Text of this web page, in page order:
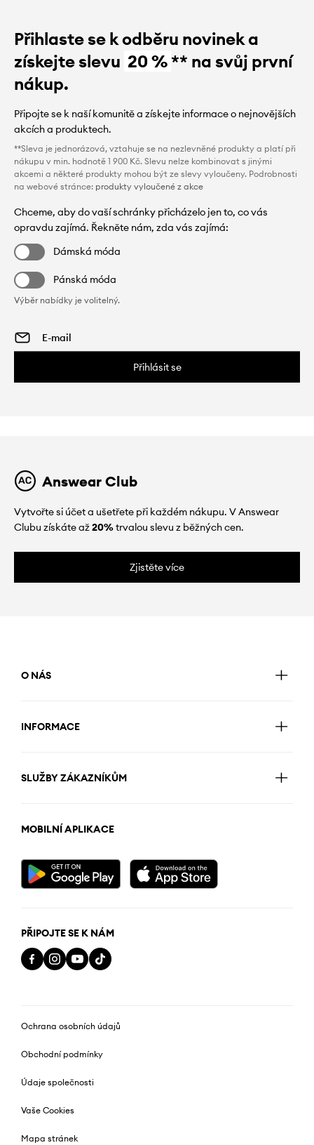
Přihlaste se k odběru novinek a
získejte slevu 20 %** na svůj první
nákup.
Připojte se k naší komunitě a získejte informace o nejnovějších
akcích a produktech.
**Sleva je jednorázová, vztahuje se na nezlevněné produkty a platí při
nákupu v min. hodnotě 1 900 Kč. Slevu nelze kombinovat s jinými
akcemi a některé produkty mohou být ze slevy vyloučeny. Podrobnosti
na webové stránce: produkty vyloučené z akce
Chceme, aby do vaší schránky přicházelo jen to, co vás
opravdu zajímá. Řekněte nám, zda vás zajímá:
Dámská móda
Pánská móda
Výběr nabídky je volitelný.
Přihlásit se
Answear Club
Vytvořte si účet a ušetřete při každém nákupu. V Answear
Clubu získáte až20%trvalou slevu z běžných cen.
Zjistěte více
O NÁS
INFORMACE
SLUŽBY ZÁKAZNÍKŮM
MOBILNÍ APLIKACE
PŘIPOJTE SE K NÁM
Ochrana osobních údajů
Obchodní podmínky
Údaje společnosti
Vaše Cookies
Mapa stránek